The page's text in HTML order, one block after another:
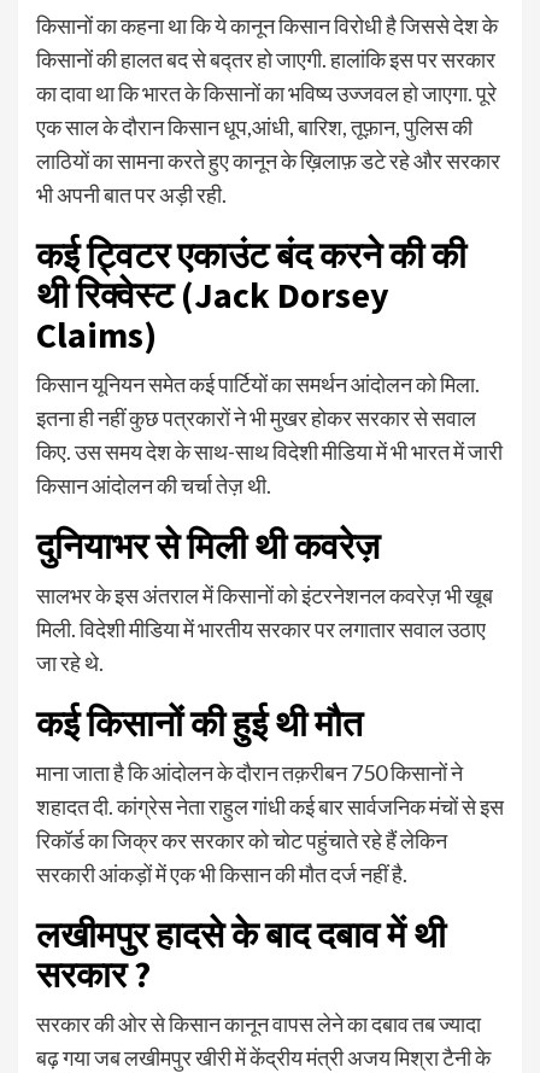
किसानों का कहना था कि ये कानून किसान विरोधी है जिससे देश के
किसानों की हालत बद से बद्तर हो जाएगी. हालांकि इस पर सरकार
का दावा था कि भारत के किसानों का भविष्य उज्जवल हो जाएगा. पूरे
एक साल के दौरान किसान धूप,आंधी, बारिश, तूफ़ान, पुलिस की
लाठियों का सामना करते हुए कानून के ख़िलाफ़ डटे रहे और सरकार
भी अपनी बात पर अड़ी रही.
कई ट्विटर एकाउंट बंद करने की की
थी रिक्वेस्ट (Jack Dorsey
Claims)
किसान यूनियन समेत कई पार्टियों का समर्थन आंदोलन को मिला.
इतना ही नहीं कुछ पत्रकारों ने भी मुखर होकर सरकार से सवाल
किए. उस समय देश के साथ-साथ विदेशी मीडिया में भी भारत में जारी
किसान आंदोलन की चर्चा तेज़ थी.
दुनियाभर से मिली थी कवरेज़
सालभर के इस अंतराल में किसानों को इंटरनेशनल कवरेज़ भी खूब
मिली. विदेशी मीडिया में भारतीय सरकार पर लगातार सवाल उठाए
जा रहे थे.
कई किसानों की हुई थी मौत
माना जाता है कि आंदोलन के दौरान तक़रीबन 750 किसानों ने
शहादत दी. कांग्रेस नेता राहुल गांधी कई बार सार्वजनिक मंचों से इस
रिकॉर्ड का जिक्र कर सरकार को चोट पहुंचाते रहे हैं लेकिन
सरकारी आंकड़ों में एक भी किसान की मौत दर्ज नहीं है.
लखीमपुर हादसे के बाद दबाव में थी
सरकार ?
सरकार की ओर से किसान कानून वापस लेने का दबाव तब ज्यादा
बढ़ गया जब लखीमपुर खीरी में केंद्रीय मंत्री अजय मिश्रा टैनी के